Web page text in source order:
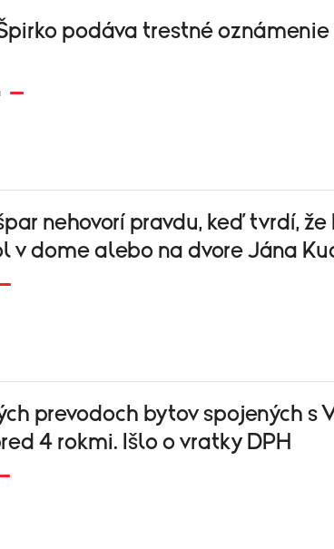
podáva trestné
nehovorí pravdu, keď tvrdí, že
v dome alebo na dvore Jána
prevodoch bytov spojených s
4 rokmi. Išlo o vratky DPH